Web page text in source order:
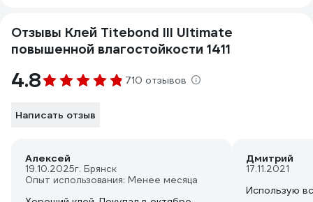
Отзывы Клей Titebond III Ultimate
повышенной влагостойкости 1411
4.8 710 отзывов
Написать отзыв
Алексей
19.10.2025г. Брянск
Опыт использования: Менее месяца
Дмитрий
17.11.2021
Использую